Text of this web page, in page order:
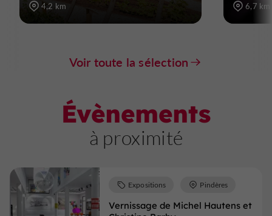
4,2 km 6,7 km
Voir toute la sélection
Évènements
à proximité
Vernissage de Michel Hautens et
Expositions Pindères